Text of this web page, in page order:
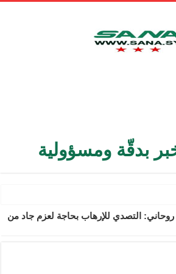
بدقّة ومسؤولية
جماعية في ريف اللاذقية تضم 9 جثامين
باريس تعزيز الاستقرار في سوريا
روحاني: التصدي للإرهاب بحاجة لعزم جاد من